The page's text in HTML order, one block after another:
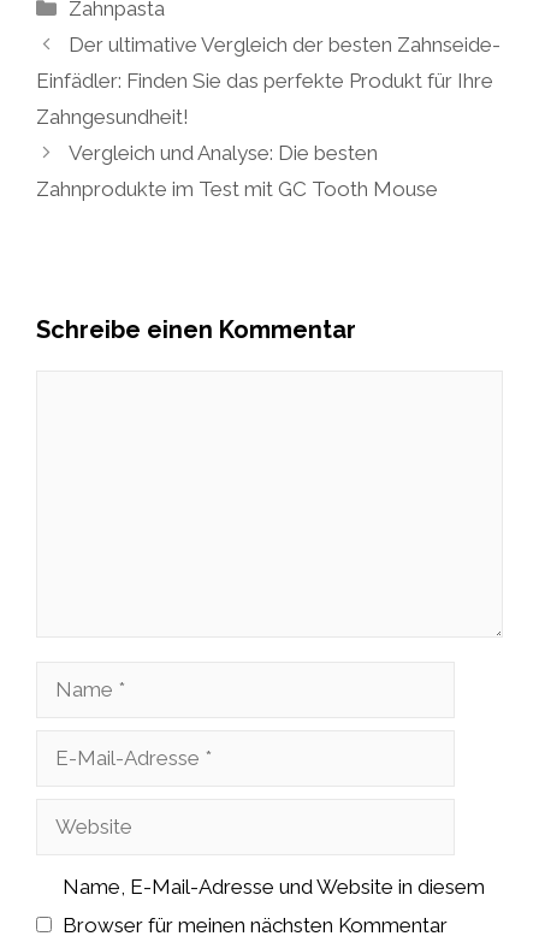
Zahnpasta
Der ultimative Vergleich der besten Zahnseide-
Einfädler: Finden Sie das perfekte Produkt für Ihre
Zahngesundheit!
Vergleich und Analyse: Die besten
Zahnprodukte im Test mit GC Tooth Mouse
Schreibe einen Kommentar
Name
Adresse
Website
Name, E-Mail-Adresse und Website in diesem
Browser für meinen nächsten Kommentar